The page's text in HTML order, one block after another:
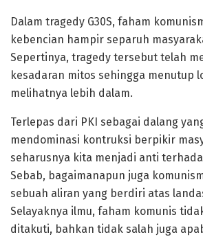
Dalam tragedy G30S, faham
kebencian hampir separuh
Sepertinya, tragedy tersebut telah
kesadaran mitos sehingga menutup
melihatnya lebih dalam.
Terlepas dari PKI sebagai dalang
mendominasi kontruksi berpikir
seharusnya kita menjadi anti
Sebab, bagaimanapun juga
sebuah aliran yang berdiri atas
Selayaknya ilmu, faham komunis
ditakuti, bahkan tidak salah juga